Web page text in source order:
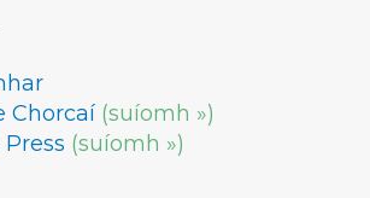
Chorcaí (suíomh »)
(suíomh »)